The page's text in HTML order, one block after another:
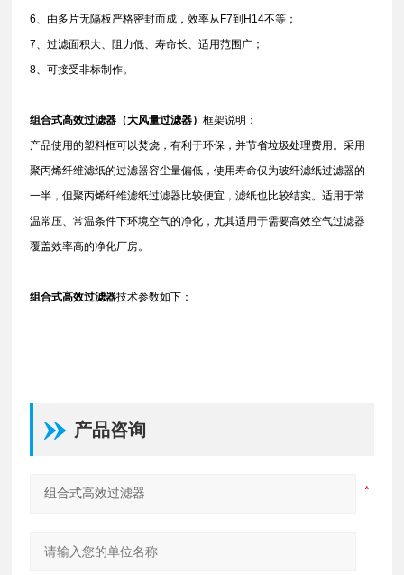
6、由多片无隔板严格密封而成，效率从F7到H14不等；
7、过滤面积大、阻力低、寿命长、适用范围广；
8、可接受非标制作。
组合式高效过滤器（大风量过滤器）框架说明：
产品使用的塑料框可以焚烧，有利于环保，并节省垃圾处理费用。采用
聚丙烯纤维滤纸的过滤器容尘量偏低，使用寿命仅为玻纤滤纸过滤器的
一半，但聚丙烯纤维滤纸过滤器比较便宜，滤纸也比较结实。适用于常
温常压、常温条件下环境空气的净化，尤其适用于需要高效空气过滤器
覆盖效率高的净化厂房。
组合式高效过滤器技术参数如下：
产品咨询